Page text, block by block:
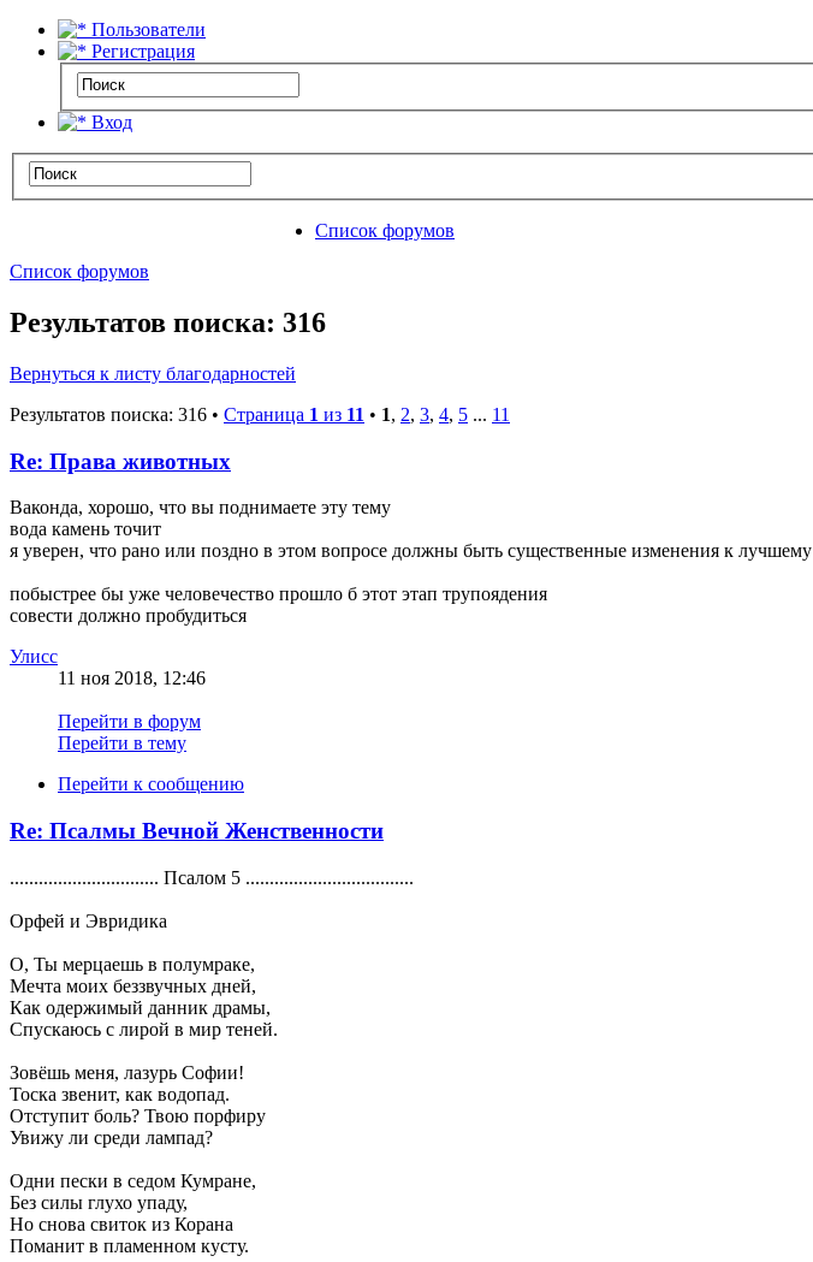
Пользователи
Регистрация
Вход
Список форумов
Список форумов
Результатов поиска: 316
Вернуться к листу благодарностей
Результатов поиска: 316 • Страница 1 из 11 • 1, 2, 3, 4, 5 ... 11
Re: Права животных
Ваконда, хорошо, что вы поднимаете эту тему
вода камень точит
я уверен, что рано или поздно в этом вопросе должны быть существенные изменения к лучшему
побыстрее бы уже человечество прошло б этот этап трупоядения
совести должно пробудиться
Улисс
11 ноя 2018, 12:46
Перейти в форум
Перейти в тему
Перейти к сообщению
Re: Псалмы Вечной Женственности
............................... Псалом 5 ...................................
Орфей и Эвридика
О, Ты мерцаешь в полумраке,
Мечта моих беззвучных дней,
Как одержимый данник драмы,
Спускаюсь с лирой в мир теней.
Зовёшь меня, лазурь Софии!
Тоска звенит, как водопад.
Отступит боль? Твою порфиру
Увижу ли среди лампад?
Одни пески в седом Кумране,
Без силы глухо упаду,
Но снова свиток из Корана
Поманит в пламенном кусту.